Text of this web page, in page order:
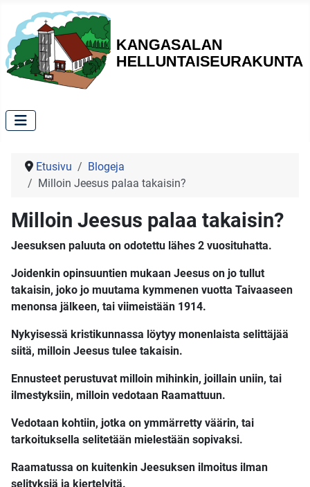
Etusivu
Blogeja
Milloin Jeesus palaa takaisin?
Milloin Jeesus palaa takaisin?
Jeesuksen paluuta on odotettu lähes 2 vuosituhatta.
Joidenkin opinsuuntien mukaan Jeesus on jo tullut
takaisin, joko jo muutama kymmenen vuotta Taivaaseen
menonsa jälkeen, tai viimeistään 1914.
Nykyisessä kristikunnassa löytyy monenlaista selittäjää
siitä, milloin Jeesus tulee takaisin.
Ennusteet perustuvat milloin mihinkin, joillain uniin, tai
ilmestyksiin, milloin vedotaan Raamattuun.
Vedotaan kohtiin, jotka on ymmärretty väärin, tai
tarkoituksella selitetään mielestään sopivaksi.
Raamatussa on kuitenkin Jeesuksen ilmoitus ilman
selityksiä ja kiertelyitä.